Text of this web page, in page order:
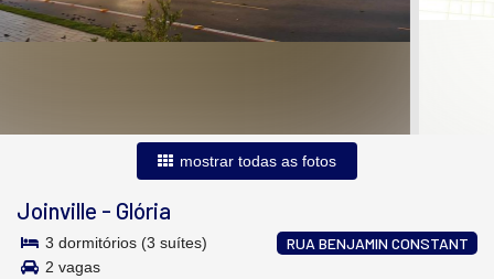
mostrar todas as fotos
Joinville - Glória
RUA BENJAMIN CONSTANT
3 dormitórios (3 suítes)
2 vagas